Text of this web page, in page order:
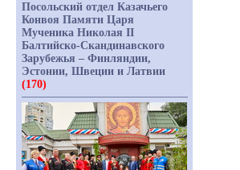
Посольский отдел Казачьего
Конвоя Памяти Царя
Мученика Николая II
Балтийско-Скандинавского
Зарубежья – Финляндии,
Эстонии, Швеции и Латвии
(170)